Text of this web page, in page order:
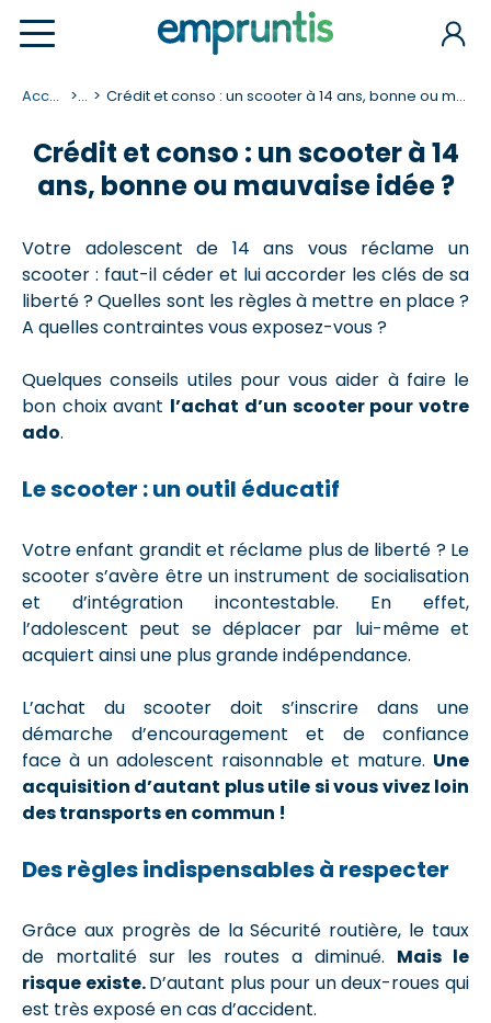
Accueil ... Crédit et conso : un scooter à 14 ans, bonne ou mauvaise idée ?
Crédit et conso : un scooter à 14
ans, bonne ou mauvaise idée ?
Votre adolescent de 14 ans vous réclame un
scooter : faut-il céder et lui accorder les clés de sa
liberté ? Quelles sont les règles à mettre en place ?
A quelles contraintes vous exposez-vous ?
Quelques conseils utiles pour vous aider à faire le
bon choix avant l’achat d’un scooter pour votre
ado.
Le scooter : un outil éducatif
Votre enfant grandit et réclame plus de liberté ? Le
scooter s’avère être un instrument de socialisation
et d’intégration incontestable. En effet,
l’adolescent peut se déplacer par lui-même et
acquiert ainsi une plus grande indépendance.
L’achat du scooter doit s’inscrire dans une
démarche d’encouragement et de confiance
face à un adolescent raisonnable et mature. Une
acquisition d’autant plus utile si vous vivez loin
des transports en commun !
Des règles indispensables à respecter
Grâce aux progrès de la Sécurité routière, le taux
de mortalité sur les routes a diminué. Mais le
risque existe.D’autant plus pour un deux-roues qui
est très exposé en cas d’accident.